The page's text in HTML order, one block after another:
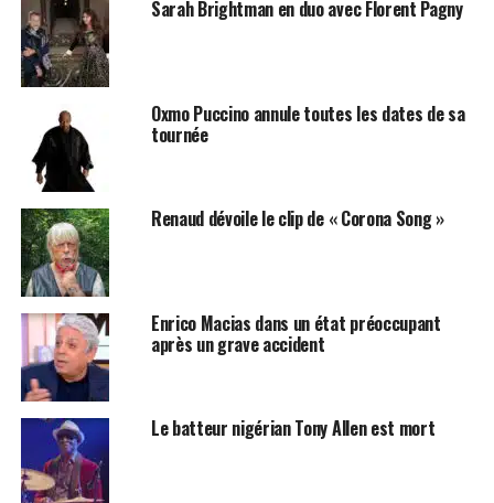
Sarah Brightman en duo avec Florent Pagny
Oxmo Puccino annule toutes les dates de sa
tournée
Renaud dévoile le clip de « Corona Song »
Enrico Macias dans un état préoccupant
après un grave accident
Le batteur nigérian Tony Allen est mort